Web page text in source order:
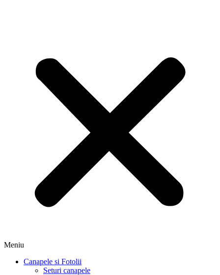
Meniu
Canapele si Fotolii
Seturi canapele